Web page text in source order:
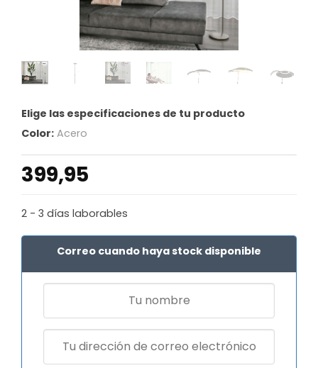
Elige las especificaciones de tu producto
Color: Acero
399,95
2 - 3 días laborables
Correo cuando haya stock disponible